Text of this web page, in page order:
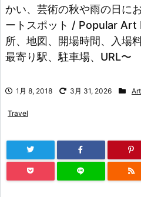
かい、芸術の秋や雨の日に
ートスポット / Popular
所、地図、開場時間、入場
最寄り駅、駐車場、URL〜
1月 8, 2018 3月 31, 2026
Travel